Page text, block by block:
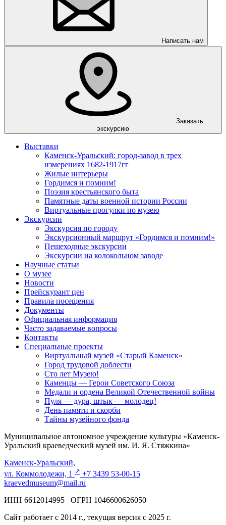
Написать нам
Заказать
экскурсию
Выставки
Каменск-Уральский: город-завод в трех
измерениях 1682-1917гг
Жилые интерьеры
Гордимся и помним!
Поэзия крестьянского быта
Памятные даты военной истории России
Виртуальные прогулки по музею
Экскурсии
Экскурсия по городу
Экскурсионный маршрут «Гордимся и помним!»
Пешеходные экскурсии
Экскурсии на колокольном заводе
Научные статьи
О музее
Новости
Прейскурант цен
Правила посещения
Документы
Официальная информация
Часто задаваемые вопросы
Контакты
Специальные проекты
Виртуальный музей «Старый Каменск»
Город трудовой доблести
Сто лет Музею!
Каменцы — Герои Советского Союза
Медали и ордена Великой Отечественной войны
Пуля — дура, штык — молодец!
День памяти и скорби
Тайны музейного фонда
Муниципальное автономное учреждение культуры «Каменск-
Уральский краеведческий музей им. И. Я. Стяжкина»
Каменск-Уральский,
ул. Коммолодежи, 1 ↗️ +7 3439 53-00-15
kraevedmuseum@mail.ru
ИНН 6612014995 ОГРН 1046600626050
Сайт работает с 2014 г., текущая версия с 2025 г.